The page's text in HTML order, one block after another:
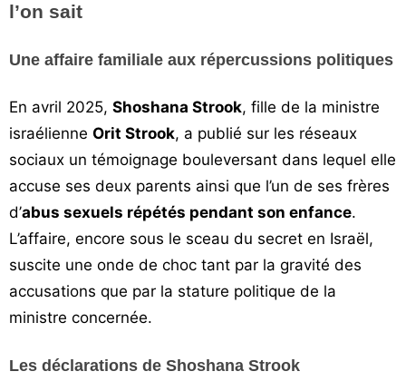
l’on sait
Une affaire familiale aux répercussions politiques
En avril 2025, Shoshana Strook, fille de la ministre
israélienne Orit Strook, a publié sur les réseaux
sociaux un témoignage bouleversant dans lequel elle
accuse ses deux parents ainsi que l’un de ses frères
d’abus sexuels répétés pendant son enfance.
L’affaire, encore sous le sceau du secret en Israël,
suscite une onde de choc tant par la gravité des
accusations que par la stature politique de la
ministre concernée.
Les déclarations de Shoshana Strook